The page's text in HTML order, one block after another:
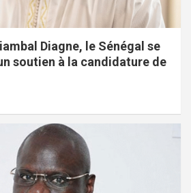
Diagne, le Sénégal se
soutien à la candidature de